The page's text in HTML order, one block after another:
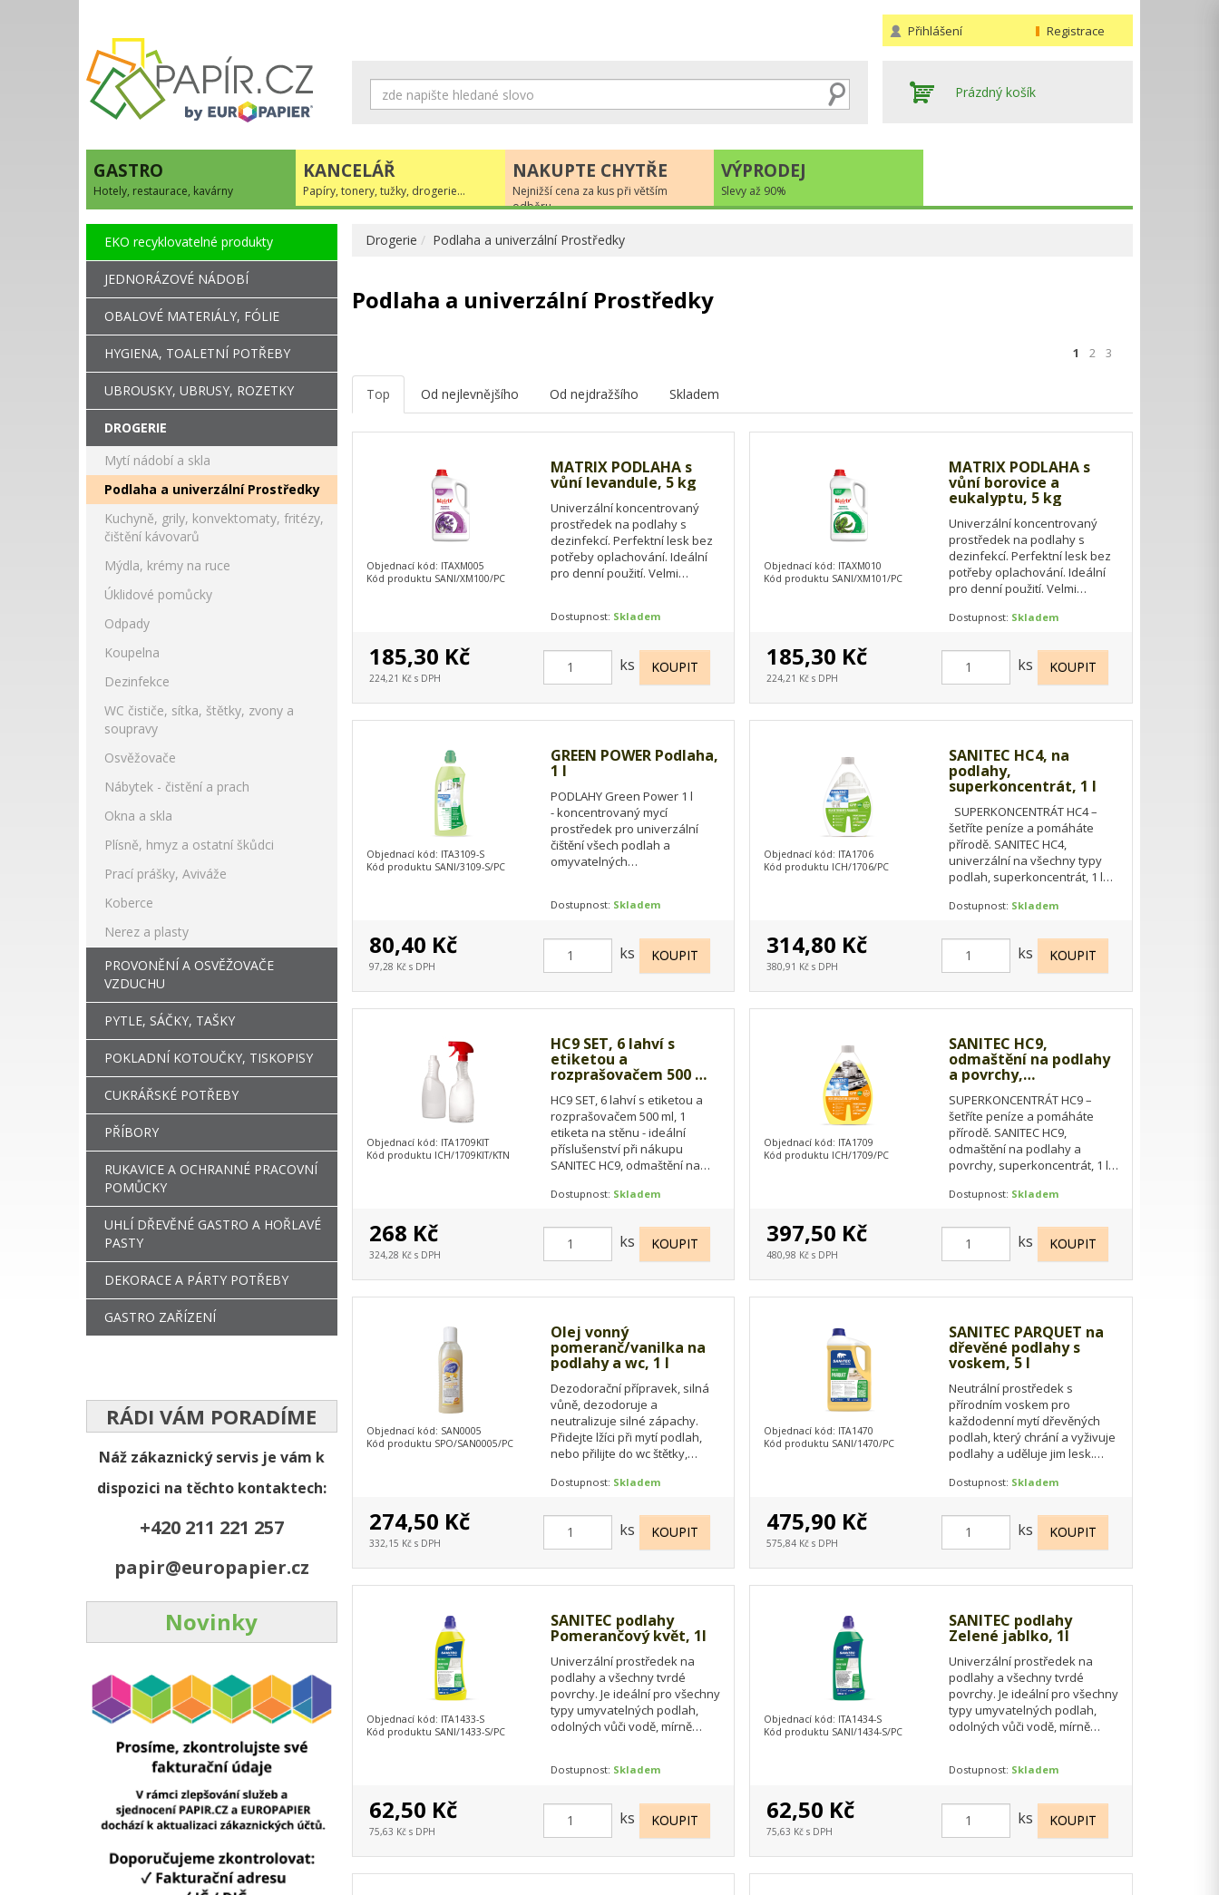
Přihlášení Registrace
Prázdný košík
GASTRO
Hotely, restaurace, kavárny
KANCELÁŘ
Papíry, tonery, tužky, drogerie...
NAKUPTE CHYTŘE
Nejnižší cena za kus při větším
odběru
VÝPRODEJ
Slevy až 90%
Drogerie Podlaha a univerzální Prostředky
Podlaha a univerzální Prostředky
1 2 3
Top Od nejlevnějšího Od nejdražšího Skladem
MATRIX PODLAHA s
vůní levandule, 5 kg
Univerzální koncentrovaný
prostředek na podlahy s
dezinfekcí. Perfektní lesk bez
potřeby oplachování. Ideální
pro denní použití. Velmi
Dostupnost: Skladem
Objednací kód: ITAXM005
Kód produktu SANI/XM100/PC
185,30 Kč
224,21 Kč s DPH
ks
MATRIX PODLAHA s
vůní borovice a
eukalyptu, 5 kg
Univerzální koncentrovaný
prostředek na podlahy s
dezinfekcí. Perfektní lesk bez
potřeby oplachování. Ideální
pro denní použití. Velmi
a eukalyptu. …
Dostupnost: Skladem
Objednací kód: ITAXM010
Kód produktu SANI/XM101/PC
185,30 Kč
224,21 Kč s DPH
ks
GREEN POWER Podlaha,
1 l
PODLAHY Green Power 1 l
- koncentrovaný mycí
prostředek pro univerzální
čištění všech podlah a
omyvatelných
založené na použití…
Dostupnost: Skladem
Objednací kód: ITA3109-S
Kód produktu SANI/3109-S/PC
80,40 Kč
97,28 Kč s DPH
ks
SANITEC HC4, na
podlahy,
superkoncentrát, 1 l
SUPERKONCENTRÁT HC4 –
šetříte peníze a pomáháte
přírodě. SANITEC HC4,
univerzální na všechny typy
podlah, superkoncentrát, 1 l
prostředek všechny typy…
Dostupnost: Skladem
Objednací kód: ITA1706
Kód produktu ICH/1706/PC
314,80 Kč
380,91 Kč s DPH
ks
HC9 SET, 6 lahví s
etiketou a
rozprašovačem 500 ml,
HC9 SET, 6 lahví s etiketou a
rozprašovačem 500 ml, 1
etiketa na stěnu - ideální
příslušenství při nákupu
SANITEC HC9, odmaštění na
obsahuje 1 set.…
Dostupnost: Skladem
Objednací kód: ITA1709KIT
Kód produktu ICH/1709KIT/KTN
268 Kč
324,28 Kč s DPH
ks
SANITEC HC9,
odmaštění na podlahy
a povrchy,
superkoncentrát, 1
SUPERKONCENTRÁT HC9 –
šetříte peníze a pomáháte
přírodě. SANITEC HC9,
odmaštění na podlahy a
povrchy, superkoncentrát, 1 l
odmašťovací prostředek pro
Dostupnost: Skladem
Objednací kód: ITA1709
Kód produktu ICH/1709/PC
397,50 Kč
480,98 Kč s DPH
ks
Olej vonný
pomeranč/vanilka na
podlahy a wc, 1 l
Dezodorační přípravek, silná
vůně, dezodoruje a
neutralizuje silné zápachy.
Přidejte lžíci při mytí podlah,
nebo přilijte do wc štětky,
uvolňuje a krásně…
Dostupnost: Skladem
Objednací kód: SAN0005
Kód produktu SPO/SAN0005/PC
274,50 Kč
332,15 Kč s DPH
ks
SANITEC PARQUET na
dřevěné podlahy s
voskem, 5 l
Neutrální prostředek s
přírodním voskem pro
každodenní mytí dřevěných
podlah, který chrání a vyživuje
podlahy a uděluje jim lesk.
neutrální vůni v prostředí.…
Dostupnost: Skladem
Objednací kód: ITA1470
Kód produktu SANI/1470/PC
475,90 Kč
575,84 Kč s DPH
ks
SANITEC podlahy
Pomerančový květ, 1l
Univerzální prostředek na
podlahy a všechny tvrdé
povrchy. Je ideální pro všechny
typy umyvatelných podlah,
odolných vůči vodě, mírně
Dostupnost: Skladem
Objednací kód: ITA1433-S
Kód produktu SANI/1433-S/PC
62,50 Kč
75,63 Kč s DPH
ks
SANITEC podlahy
Zelené jablko, 1l
Univerzální prostředek na
podlahy a všechny tvrdé
povrchy. Je ideální pro všechny
typy umyvatelných podlah,
odolných vůči vodě, mírně
Dostupnost: Skladem
Objednací kód: ITA1434-S
Kód produktu SANI/1434-S/PC
62,50 Kč
75,63 Kč s DPH
ks
EKO recyklovatelné produkty
JEDNORÁZOVÉ NÁDOBÍ
OBALOVÉ MATERIÁLY, FÓLIE
HYGIENA, TOALETNÍ POTŘEBY
UBROUSKY, UBRUSY, ROZETKY
DROGERIE
Mytí nádobí a skla
Podlaha a univerzální Prostředky
Kuchyně, grily, konvektomaty, fritézy,
čištění kávovarů
Mýdla, krémy na ruce
Úklidové pomůcky
Odpady
Koupelna
Dezinfekce
WC čističe, sítka, štětky, zvony a
soupravy
Osvěžovače
Nábytek - čistění a prach
Okna a skla
Plísně, hmyz a ostatní škůdci
Prací prášky, Aviváže
Koberce
Nerez a plasty
PROVONĚNÍ A OSVĚŽOVAČE
VZDUCHU
PYTLE, SÁČKY, TAŠKY
POKLADNÍ KOTOUČKY, TISKOPISY
CUKRÁŘSKÉ POTŘEBY
PŘÍBORY
RUKAVICE A OCHRANNÉ PRACOVNÍ
POMŮCKY
UHLÍ DŘEVĚNÉ GASTRO A HOŘLAVÉ
PASTY
DEKORACE A PÁRTY POTŘEBY
GASTRO ZAŘÍZENÍ
RÁDI VÁM PORADÍME
Náž zákaznický servis je vám k
dispozici na těchto kontaktech:
+420 211 221 257
papir@europapier.cz
Novinky